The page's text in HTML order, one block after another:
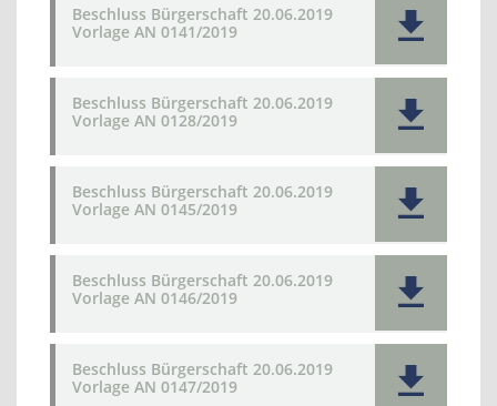
Beschluss Bürgerschaft 20.06.2019
Vorlage AN 0141/2019
Beschluss Bürgerschaft 20.06.2019
Vorlage AN 0128/2019
Beschluss Bürgerschaft 20.06.2019
Vorlage AN 0145/2019
Beschluss Bürgerschaft 20.06.2019
Vorlage AN 0146/2019
Beschluss Bürgerschaft 20.06.2019
Vorlage AN 0147/2019